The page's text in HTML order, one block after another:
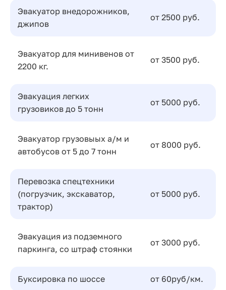
Эвакуатор внедорожников,
джипов
от 2500 руб.
Эвакуатор для минивенов от
2200 кг.
от 3500 руб.
Эвакуация легких
грузовиков до 5 тонн
от 5000 руб.
Эвакуатор грузовыых а/м и
автобусов от 5 до 7 тонн
от 8000 руб.
Перевозка спецтехники
(погрузчик, экскаватор,
трактор)
от 5000 руб.
Эвакуация из подземного
паркинга, со штраф стоянки
от 3000 руб.
Буксировка по шоссе от 60руб/км.